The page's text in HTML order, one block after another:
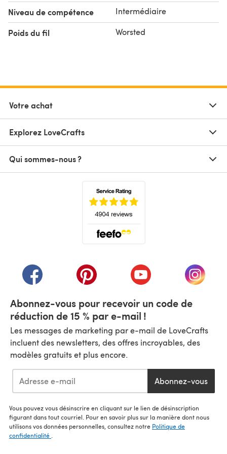
Niveau de compétence Intermédiaire
Poids du fil Worsted
Votre achat
Explorez LoveCrafts
Qui sommes-nous ?
(s'ouvre dans un nouvel onglet)
(s'ouvre dans un nouvel onglet)
(s'ouvre dans un(s'ouvre
Abonnez-vous pour recevoir un code de
réduction de 15 % par e-mail !
Les messages de marketing par e-mail de LoveCrafts
incluent des newsletters, des offres incroyables, des
modèles gratuits et plus encore.
Abonnez-vous
Vous pouvez vous désinscrire en cliquant sur le lien de désinscription
figurant dans tout courriel. Pour en savoir plus sur la manière dont nous
utilisons vos données personnelles, consultez notre Politique de
confidentialité